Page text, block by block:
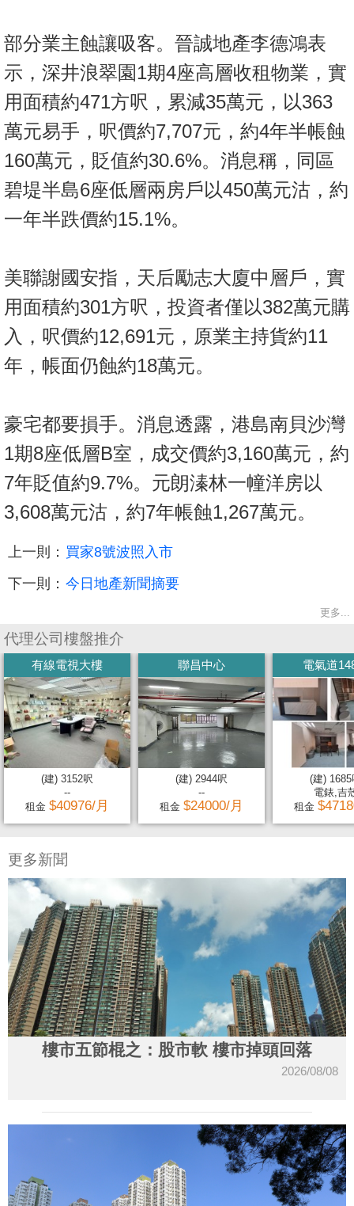
部分業主蝕讓吸客。晉誠地產李德鴻表
示，深井浪翠園1期4座高層收租物業，實
用面積約471方呎，累減35萬元，以363
萬元易手，呎價約7,707元，約4年半帳蝕
160萬元，貶值約30.6%。消息稱，同區
碧堤半島6座低層兩房戶以450萬元沽，約
一年半跌價約15.1%。
美聯謝國安指，天后勵志大廈中層戶，實
用面積約301方呎，投資者僅以382萬元購
入，呎價約12,691元，原業主持貨約11
年，帳面仍蝕約18萬元。
豪宅都要損手。消息透露，港島南貝沙灣
1期8座低層B室，成交價約3,160萬元，約
7年貶值約9.7%。元朗溱林一幢洋房以
3,608萬元沽，約7年帳蝕1,267萬元。
上一則： 買家8號波照入市
下一則： 今日地產新聞摘要
更多...
代理公司樓盤推介
有線電視大樓
(建) 3152呎
--
租金 $40976/月
聯昌中心
(建) 2944呎
--
租金 $24000/月
電氣道
(建) 1685
電錶,吉
租金
更多新聞
樓市五節棍之：股市軟 樓市掉頭回落
2026/08/08